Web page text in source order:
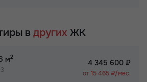
в других ЖК
м2
4 345 600 ₽
от 15 465 ₽/мес.